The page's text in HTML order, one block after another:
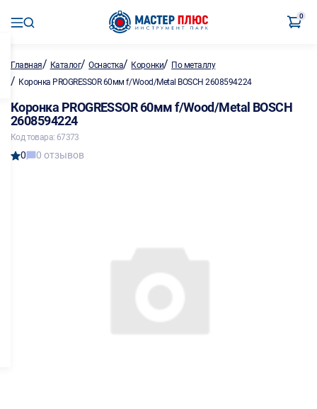
0
Главная/ Каталог/Оснастка/ Коронки/ По металлу
/ Коронка PROGRESSOR 60мм f/Wood/Metal BOSCH 2608594224
Коронка PROGRESSOR 60мм f/Wood/Metal BOSCH
2608594224
Код товара: 67373
0 0 отзывов